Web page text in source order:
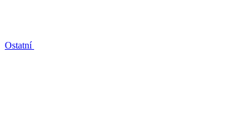
Ostatní